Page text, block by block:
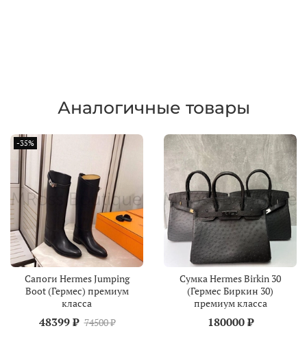
Аналогичные товары
-35%
Сапоги Hermes Jumping
Boot (Гермес) премиум
класса
48399 ₽ 74500 ₽
Сумка Hermes Birkin 30
(Гермес Биркин 30)
премиум класса
180000 ₽